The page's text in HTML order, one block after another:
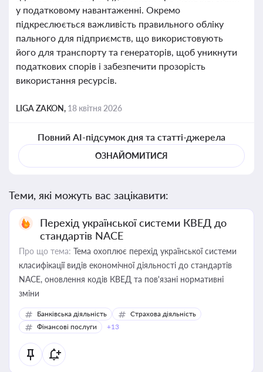
у податковому навантаженні. Окремо
підкреслюється важливість правильного обліку
пального для підприємств, що використовують
його для транспорту та генераторів, щоб уникнути
податкових спорів і забезпечити прозорість
використання ресурсів.
LIGA ZAKON, 18 квітня 2026
Повний AI-підсумок дня та статті-джерела
ОЗНАЙОМИТИСЯ
Теми, які можуть вас зацікавити:
Перехід української системи КВЕД до
стандартів NACE
Про що тема: Тема охоплює перехід української системи
класифікації видів економічної діяльності до стандартів
NACE, оновлення кодів КВЕД та пов'язані нормативні
зміни
Банківська діяльність
Страхова діяльність
Фінансові послуги
+13